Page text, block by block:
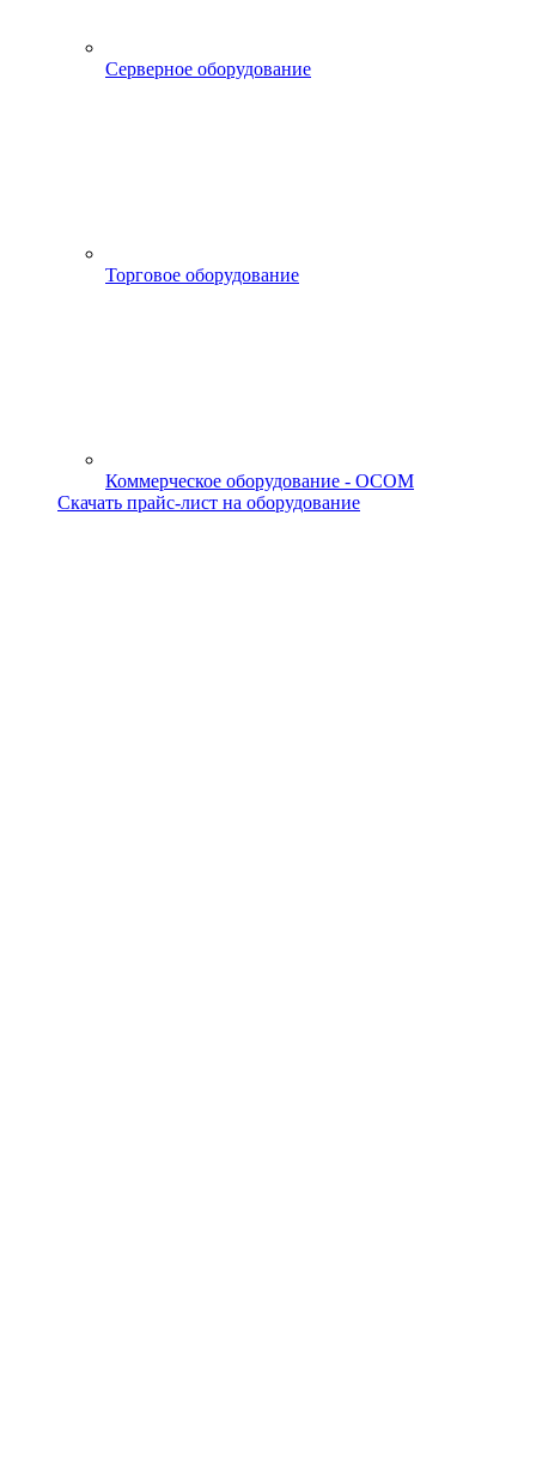
Серверное оборудование
Торговое оборудование
Коммерческое оборудование - OCOM
Скачать прайс-лист на оборудование